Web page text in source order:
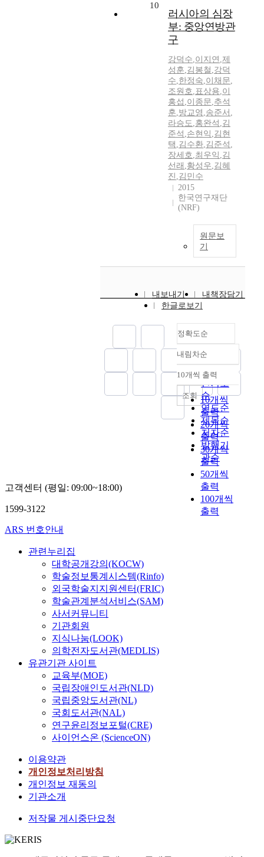
10
러시아의 심장
부: 중앙연방관
구
강덕수,이지연 ,제
성훈,김봉철 ,강덕
수,한정숙,이채문,
조원호,표상용,이
홍섭 ,이종문,추석
훈,방교영 ,송준서 ,
라승도,홍완석 ,김
준석 ,손현익 ,김현
택 ,김수환,김준석 ,
장세호,최우익 ,김
선래 ,황성우,김혜
진 ,김민수
2015
한국연구재단
(NRF)
원문보
기
내보내기
내책장담기
한글로보기
정확도순
정확도
순
인기도
순
연도순
제목순
저자순
발행기
관순
내림차순
내림차순
10개씩 출력
10개씩
출력
20개씩
출력
30개씩
출력
50개씩
출력
100개씩
출력
조회
고객센터 (평일: 09:00~18:00)
1599-3122
ARS 번호안내
관련누리집
대학공개강의(KOCW)
학술정보통계시스템(Rinfo)
외국학술지지원센터(FRIC)
학술관계분석서비스(SAM)
사서커뮤니티
기관회원
지식나눔(LOOK)
의학전자도서관(MEDLIS)
유관기관 사이트
교육부(MOE)
국립장애인도서관(NLD)
국립중앙도서관(NL)
국회도서관(NAL)
연구윤리정보포털(CRE)
사이언스온 (ScienceON)
이용약관
개인정보처리방침
개인정보 재동의
기관소개
저작물 게시중단요청